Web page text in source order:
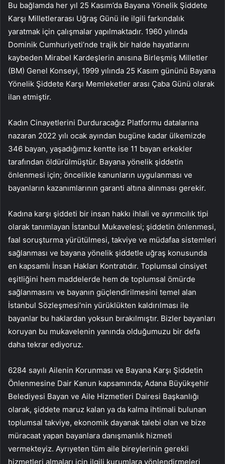
Bu bağlamda her yıl 25 Kasım’da Bayana Yönelik Şiddete
Karşı Milletlerarası Uğraş Günü ile ilgili farkındalık
yaratmak için çalışmalar yapılmaktadır. 1960 yılında
Dominik Cumhuriyeti’nde trajik bir halde hayatlarını
kaybeden Mirabel Kardeşlerin anısına Birleşmiş Milletler
(BM) Genel Konseyi, 1999 yılında 25 Kasım gününü Bayana
Yönelik Şiddete Karşı Memleketler arası Çaba Günü olarak
ilan etmiştir.
Kadın Cinayetlerini Durduracağız Platformu datalarına
nazaran 2022 yılı ocak ayından bugüne kadar ülkemizde
346 bayan, yaşadığımız kentte ise 11 bayan erkekler
tarafından öldürülmüştür. Bayana yönelik şiddetin
önlenmesi için; öncelikle kanunların uygulanması ve
bayanların kazanımlarının garanti altına alınması gerekir.
Kadına karşı şiddeti bir insan hakkı ihlali ve ayrımcılık tipi
olarak tanımlayan İstanbul Mukavelesi; şiddetin önlenmesi,
faal soruşturma yürütülmesi, takviye ve müdafaa sistemleri
sağlanması ve bayana yönelik şiddetle uğraş konusunda
en kapsamlı İnsan Hakları Kontratıdır. Toplumsal cinsiyet
eşitliğini hem maddelerde hem de toplumsal ömürde
sağlanmasını ve bayanın güçlendirilmesini temel alan
İstanbul Sözleşmesi’nin yürüklükten kaldırılması ile
bayanlar bu haklardan yoksun bırakılmıştır. Bizler bayanları
koruyan bu mukavelenin yanında olduğumuzu bir defa
daha tekrar ediyoruz.
6284 sayılı Ailenin Korunması ve Bayana Karşı Şiddetin
Önlenmesine Dair Kanun kapsamında; Adana Büyükşehir
Belediyesi Bayan ve Aile Hizmetleri Dairesi Başkanlığı
olarak, şiddete maruz kalan ya da kalma ihtimali bulunan
toplumsal takviye, ekonomik dayanak talebi olan ve bize
müracaat yapan bayanlara danışmanlık hizmeti
vermekteyiz. Ayrıyeten tüm aile bireylerinin gerekli
hizmetleri almaları için ilgili kurumlara yönlendirmeleri